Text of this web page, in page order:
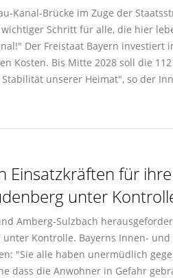
Kanal-Brücke im Zuge der
Schritt für alle, die hier
Der Freistaat Bayern investiert
Kosten. Bis Mitte 2028 soll die
unserer Heimat", so der
Einsatzkräften für ihre
unter
Amberg-Sulzbach
Kontrolle. Bayerns Innen- und
"Sie alle haben unermüdlich
dass die Anwohner in Gefahr